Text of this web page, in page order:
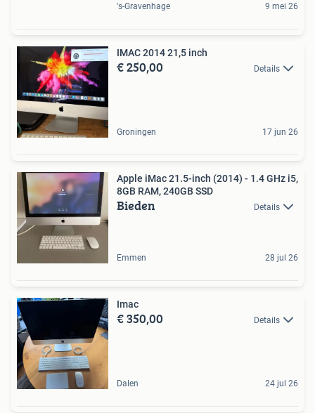
's-Gravenhage 9 mei 26
IMAC 2014 21,5 inch
€ 250,00 Details
Groningen 17 jun 26
Apple iMac 21.5-inch (2014) - 1.4 GHz i5,
8GB RAM, 240GB SSD
Bieden Details
Emmen 28 jul 26
Imac
€ 350,00 Details
Dalen 24 jul 26